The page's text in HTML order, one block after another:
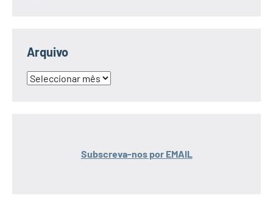
Arquivo
Arquivo
Subscreva-nos por EMAIL